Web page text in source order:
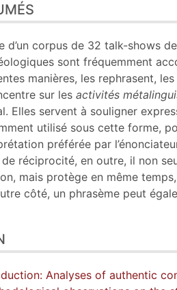
article
d’un corpus de 32 talk-shows
sont fréquemment
manières, les rephrasent,
sur les activités
Elles servent à souligner
utilisé sous cette forme,
préférée par
réciprocité, en outre, il non
mais protège en même
côté, un phrasème peut
Analyses of authentic